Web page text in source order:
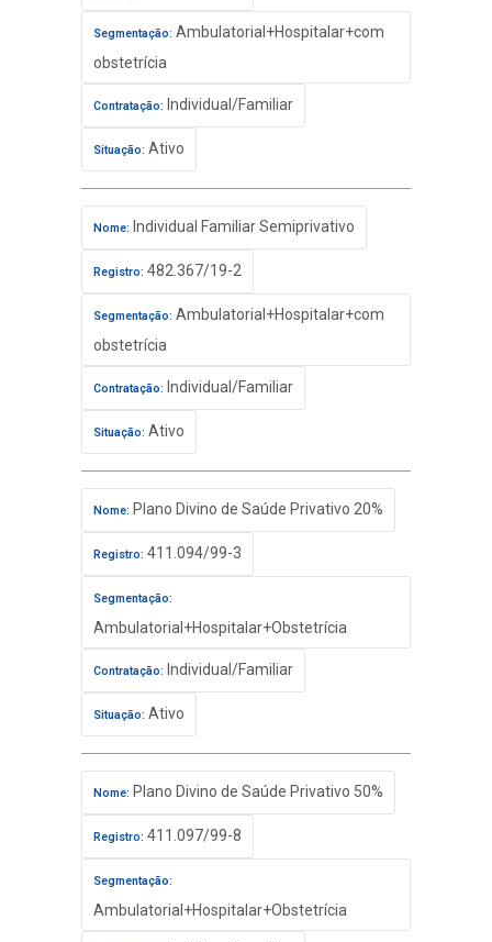
Segmentação: Ambulatorial+Hospitalar+com
obstetrícia
Contratação: Individual/Familiar
Situação: Ativo
Nome: Individual Familiar Semiprivativo
Registro: 482.367/19-2
Segmentação: Ambulatorial+Hospitalar+com
obstetrícia
Contratação: Individual/Familiar
Situação: Ativo
Nome: Plano Divino de Saúde Privativo 20%
Registro: 411.094/99-3
Segmentação:
Ambulatorial+Hospitalar+Obstetrícia
Contratação: Individual/Familiar
Situação: Ativo
Nome: Plano Divino de Saúde Privativo 50%
Registro: 411.097/99-8
Segmentação:
Ambulatorial+Hospitalar+Obstetrícia